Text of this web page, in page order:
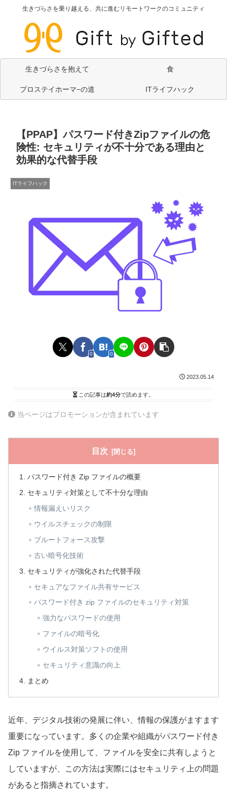
生きづらさを乗り越える、共に進むリモートワークのコミュニティ
生きづらさを抱えて 食
プロステイホーマ−の道 ITライフハック
【PPAP】パスワード付きZipファイルの危
険性: セキュリティが不十分である理由と
効果的な代替手段
ITライフハック
0 0
2023.05.14
この記事は約4分で読めます。
当ページはプロモーションが含まれています
目次
パスワード付き Zip ファイルの概要
セキュリティ対策として不十分な理由
情報漏えいリスク
ウイルスチェックの制限
ブルートフォース攻撃
古い暗号化技術
セキュリティが強化された代替手段
セキュアなファイル共有サービス
パスワード付き zip ファイルのセキュリティ対策
強力なパスワードの使用
ファイルの暗号化
ウイルス対策ソフトの使用
セキュリティ意識の向上
まとめ
近年、デジタル技術の発展に伴い、情報の保護がますます
重要になっています。多くの企業や組織がパスワード付き
Zip ファイルを使用して、ファイルを安全に共有しようと
していますが、この方法は実際にはセキュリティ上の問題
があると指摘されています。